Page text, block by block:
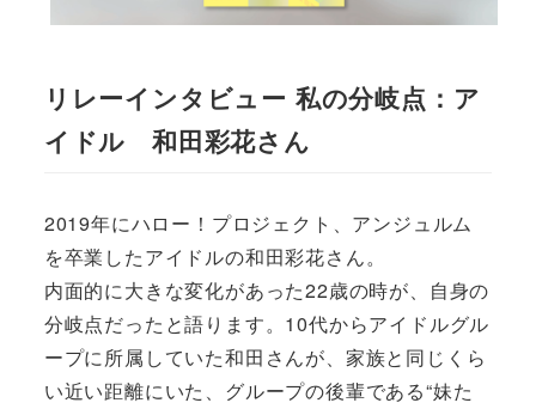
リレーインタビュー 私の分岐点：ア
イドル 和田彩花さん
2019年にハロー！プロジェクト、アンジュルム
を卒業したアイドルの和田彩花さん。
内面的に大きな変化があった22歳の時が、自身の
分岐点だったと語ります。10代からアイドルグル
ープに所属していた和田さんが、家族と同じくら
い近い距離にいた、グループの後輩である“妹た